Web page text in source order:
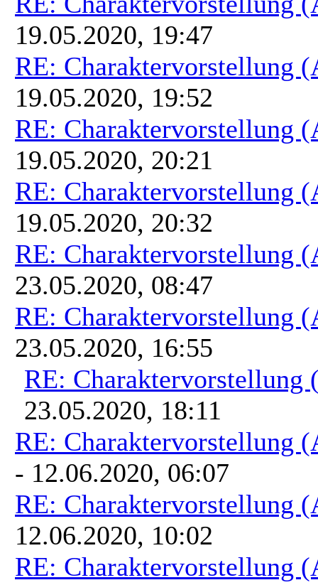
19.05.2020, 19:47
RE: Charaktervorstellung
19.05.2020, 19:52
RE: Charaktervorstellung
19.05.2020, 20:21
RE: Charaktervorstellung
19.05.2020, 20:32
RE: Charaktervorstellung
23.05.2020, 08:47
RE: Charaktervorstellung
23.05.2020, 16:55
RE: Charaktervorstellung
23.05.2020, 18:11
RE: Charaktervorstellung
- 12.06.2020, 06:07
RE: Charaktervorstellung
12.06.2020, 10:02
RE: Charaktervorstellung